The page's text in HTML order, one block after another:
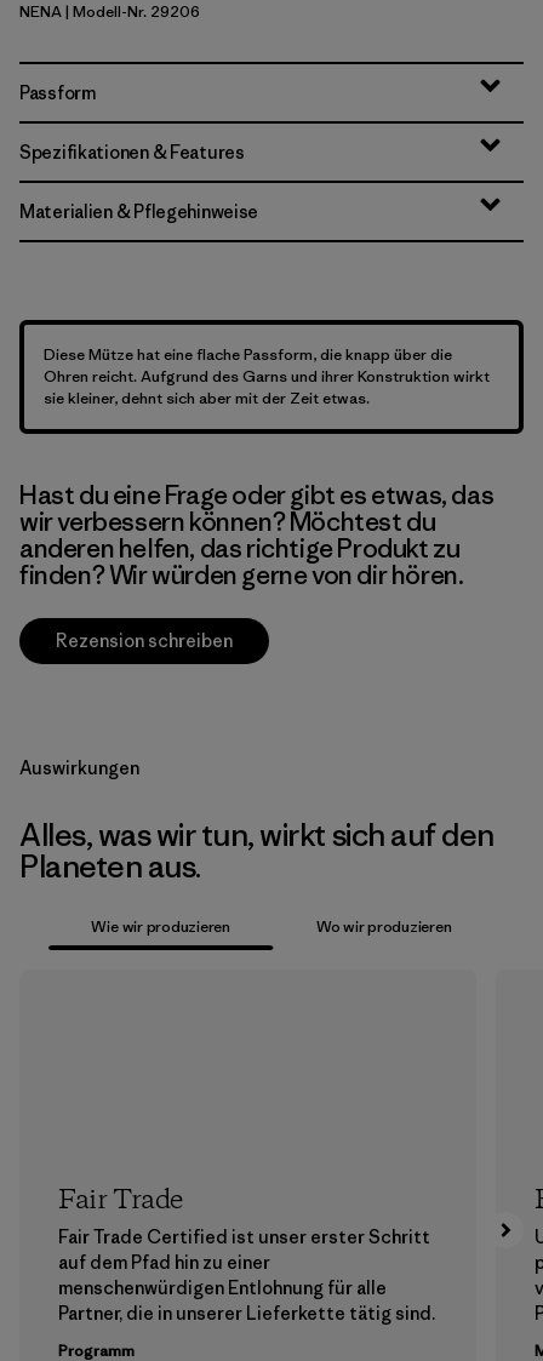
New Navy
NENA| Modell-Nr. 29206
Passform
Spezifikationen & Features
Materialien & Pflegehinweise
Diese Mütze hat eine flache Passform, die knapp über die
Ohren reicht. Aufgrund des Garns und ihrer Konstruktion wirkt
sie kleiner, dehnt sich aber mit der Zeit etwas.
Hast du eine Frage oder gibt es etwas, das
wir verbessern können? Möchtest du
anderen helfen, das richtige Produkt zu
finden? Wir würden gerne von dir hören.
Rezension schreiben
Auswirkungen
Alles, was wir tun, wirkt sich auf den
Planeten aus.
Wie wir produzieren Wo wir produzieren
Fair Trade
Fair Trade Certified ist unser erster Schritt
auf dem Pfad hin zu einer
menschenwürdigen Entlohnung für alle
Partner, die in unserer Lieferkette tätig sind.
Programm